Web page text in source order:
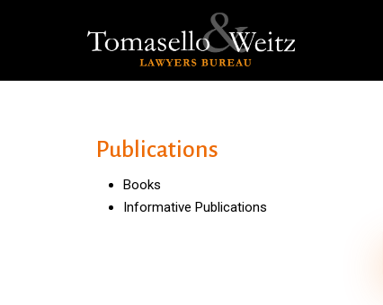
content
Publications
Books
Informative Publications